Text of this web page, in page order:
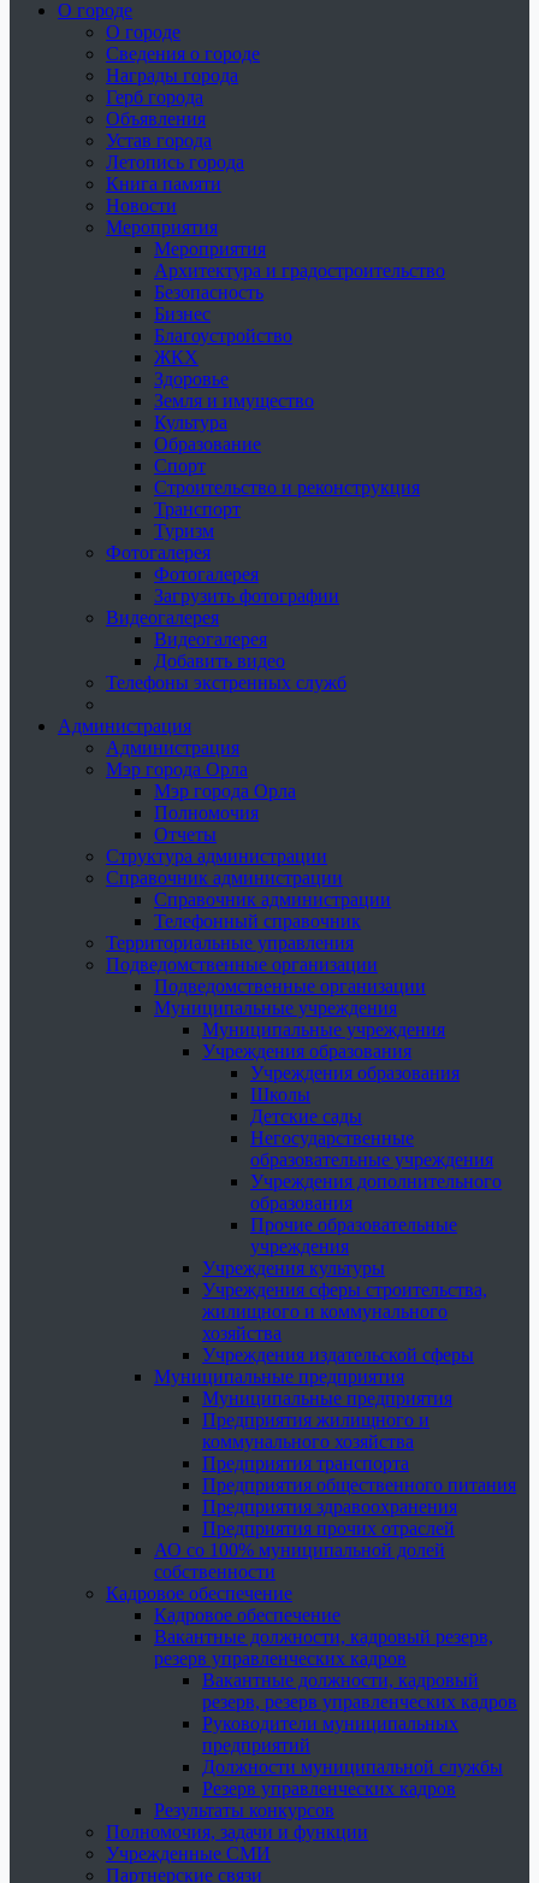
О городе
О городе
Сведения о городе
Награды города
Герб города
Объявления
Устав города
Летопись города
Книга памяти
Новости
Мероприятия
Мероприятия
Архитектура и градостроительство
Безопасность
Бизнес
Благоустройство
ЖКХ
Здоровье
Земля и имущество
Культура
Образование
Спорт
Строительство и реконструкция
Транспорт
Туризм
Фотогалерея
Фотогалерея
Загрузить фотографии
Видеогалерея
Видеогалерея
Добавить видео
Телефоны экстренных служб
Администрация
Администрация
Мэр города Орла
Мэр города Орла
Полномочия
Отчеты
Структура администрации
Справочник администрации
Справочник администрации
Телефонный справочник
Территориальные управления
Подведомственные организации
Подведомственные организации
Муниципальные учреждения
Муниципальные учреждения
Учреждения образования
Учреждения образования
Школы
Детские сады
Негосударственные
образовательные учреждения
Учреждения дополнительного
образования
Прочие образовательные
учреждения
Учреждения культуры
Учреждения сферы строительства,
жилищного и коммунального
хозяйства
Учреждения издательской сферы
Муниципальные предприятия
Муниципальные предприятия
Предприятия жилищного и
коммунального хозяйства
Предприятия транспорта
Предприятия общественного питания
Предприятия здравоохранения
Предприятия прочих отраслей
АО со 100% муниципальной долей
собственности
Кадровое обеспечение
Кадровое обеспечение
Вакантные должности, кадровый резерв,
резерв управленческих кадров
Вакантные должности, кадровый
резерв, резерв управленческих кадров
Руководители муниципальных
предприятий
Должности муниципальной службы
Резерв управленческих кадров
Результаты конкурсов
Полномочия, задачи и функции
Учрежденные СМИ
Партнерские связи